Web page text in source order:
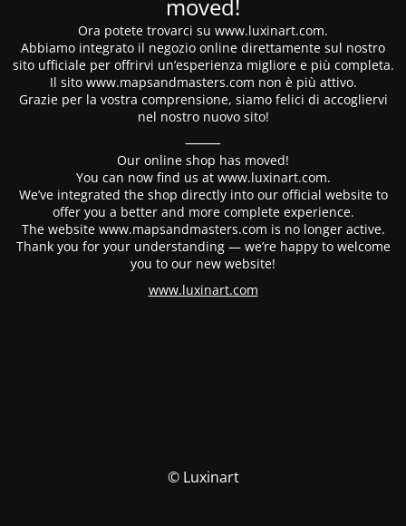
moved!
Ora potete trovarci su www.luxinart.com.
Abbiamo integrato il negozio online direttamente sul nostro
sito ufficiale per offrirvi un’esperienza migliore e più completa.
Il sito www.mapsandmasters.com non è più attivo.
Grazie per la vostra comprensione, siamo felici di accogliervi
nel nostro nuovo sito!
⸻
Our online shop has moved!
You can now find us at www.luxinart.com.
We’ve integrated the shop directly into our official website to
offer you a better and more complete experience.
The website www.mapsandmasters.com is no longer active.
Thank you for your understanding — we’re happy to welcome
you to our new website!
www.luxinart.com
© Luxinart